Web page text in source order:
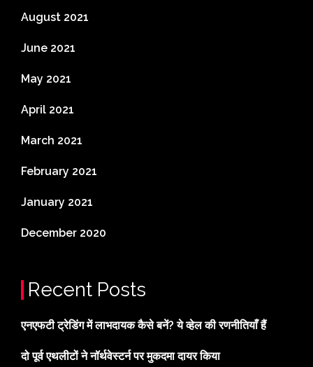
August 2021
June 2021
May 2021
April 2021
March 2021
February 2021
January 2021
December 2020
Recent Posts
एनएफटी ट्रेडिंग में लाभदायक कैसे बनें? ये व्हेल की रणनीतियाँ हैं
दो पूर्व एथलीटों ने नॉर्थवेस्टर्न पर मुकदमा दायर किया